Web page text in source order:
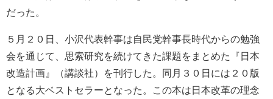
だった。
５月２０日、小沢代表幹事は自民党幹事長時代からの勉強
会を通じて、思索研究を続けてきた課題をまとめた『日本
改造計画』（講談社）を刊行した。同月３０日には２０版
となる大ベストセラーとなった。この本は日本改革の理念